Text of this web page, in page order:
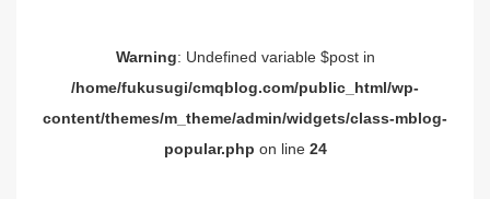
Warning: Undefined variable $post in
/home/fukusugi/cmqblog.com/public_html/wp-
content/themes/m_theme/admin/widgets/class-mblog-
popular.php on line 24